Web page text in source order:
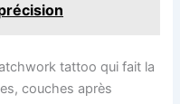
tattoo qui fait la
couches après